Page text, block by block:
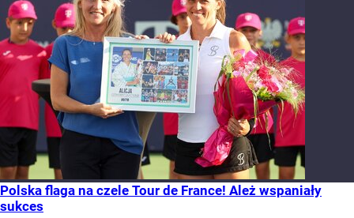
Polska flaga na czele Tour de France! Ależ wspaniały
sukces